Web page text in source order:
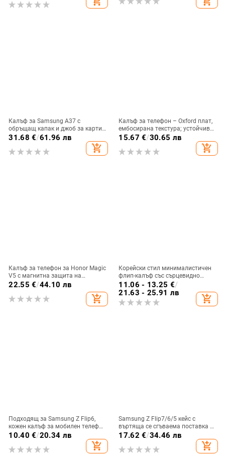
Калъф за Samsung A37 с
обръщащ капак и джоб за карти,
защита от падане, A16 джоб за
магнитно затваряне
31.68 €/61.96 лв
add_shopping_cart
Калъф за телефон – Oxford плат,
ембосирана текстура; устойчив
на износ и изпадане, против
отпечатъци; съвместим с iPhone
12, iPhone 13, iPhone 14 и други
15.67 €/30.65 лв
add_shopping_cart
Калъф за телефон за Honor Magic
V5 с магнитна защита на
централната ос, пълна защита на
електроплатиране, защита срещу
22.55 €/44.10 лв
add_shopping_cart
Корейски стил минималистичен
флип-калъф със сърцевидно
огледало за Samsung Galaxy Z
Flip 3/4/5
11.06 - 13.25 €/
21.63 - 25.91 лв
add_shopping_cart
Подходящ за Samsung Z Flip6,
кожен калъф за мобилен телефон
Flip5, твърд двустранен калъф
против падане за Flip7, защитен
калъф Armor
10.40 €/20.34 лв
add_shopping_cart
Samsung Z Flip7/6/5 кейс с
въртяща се сгъваема поставка и
магнитна скоба, 360° въртене,
поликарбонатен корпус
17.62 €/34.46 лв
add_shopping_cart